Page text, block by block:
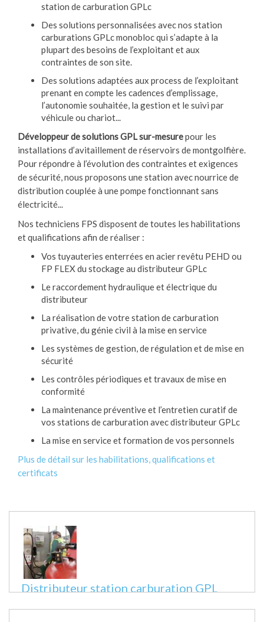
station de carburation GPLc
Des solutions personnalisées avec nos station
carburations GPLc monobloc qui s’adapte à la
plupart des besoins de l’exploitant et aux
contraintes de son site.
Des solutions adaptées aux process de l’exploitant
prenant en compte les cadences d’emplissage,
l’autonomie souhaitée, la gestion et le suivi par
véhicule ou chariot...
Développeur de solutions GPL sur-mesurepour les
installations d’avitaillement de réservoirs de montgolfière.
Pour répondre à l’évolution des contraintes et exigences
de sécurité, nous proposons une station avec nourrice de
distribution couplée à une pompe fonctionnant sans
électricité...
Nos techniciens FPS disposent de toutes les habilitations
et qualifications afin de réaliser :
Vos tuyauteries enterrées en acier revêtu PEHD ou
FP FLEX du stockage au distributeur GPLc
Le raccordement hydraulique et électrique du
distributeur
La réalisation de votre station de carburation
privative, du génie civil à la mise en service
Les systèmes de gestion, de régulation et de mise en
sécurité
Les contrôles périodiques et travaux de mise en
conformité
La maintenance préventive et l’entretien curatif de
vos stations de carburation avec distributeur GPLc
La mise en service et formation de vos personnels
Plus de détail sur les habilitations, qualifications et
certificats
Distributeur station carburation GPL